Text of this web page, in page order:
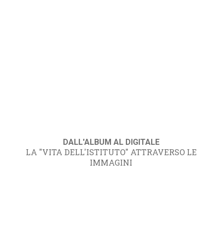
DALL'ALBUM AL DIGITALE
LA "VITA DELL'ISTITUTO" ATTRAVERSO LE
IMMAGINI